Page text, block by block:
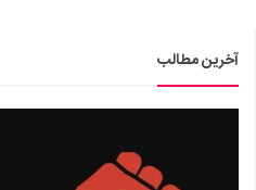
آخرین مطالب